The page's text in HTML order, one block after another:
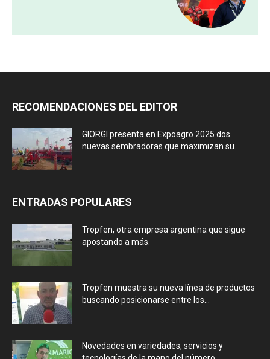
RECOMENDACIONES DEL EDITOR
GIORGI presenta en Expoagro 2025 dos
nuevas sembradoras que maximizan su...
ENTRADAS POPULARES
Tropfen, otra empresa argentina que sigue
apostando a más.
Tropfen muestra su nueva línea de productos
buscando posicionarse entre los...
Novedades en variedades, servicios y